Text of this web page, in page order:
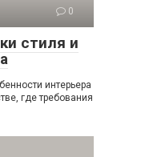
0
стиля и
интерьера
где требования